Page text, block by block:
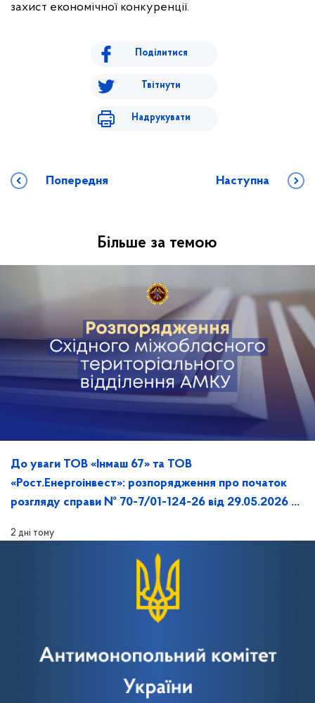
захист економічної конкуренції.
Поділитися
Твітнути
Надрукувати
Попередня Наступна
Більше за темою
До уваги ТОВ «Інмаш 67» та ТОВ
«Рост.Енергоінвест»: розпорядження про початок
розгляду справи № 70-7/01-124-26 від 29.05.2026 №
2 дні тому